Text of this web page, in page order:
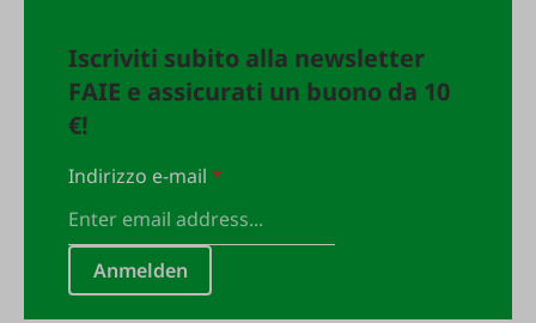
Iscriviti subito alla newsletter
FAIE e assicurati un buono da 10
€!
Indirizzo e-mail*
Anmelden